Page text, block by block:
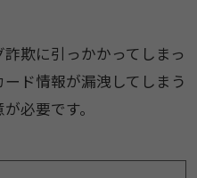
欺に引っかかってしまっ
ド情報が漏洩してしまう
必要です。